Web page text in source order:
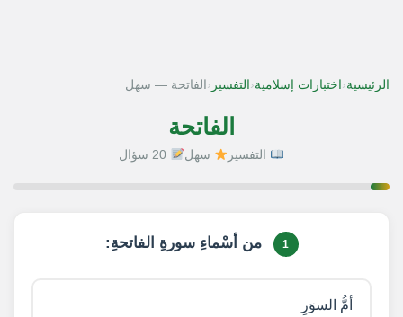
الرئيسية‹ اختبارات إسلامية‹ التفسير ‹ الفاتحة — سهل
الفاتحة
التفسير سهل
1 من أسْماءِ سورةِ الفاتحةِ:
أمُّ السوَرِ